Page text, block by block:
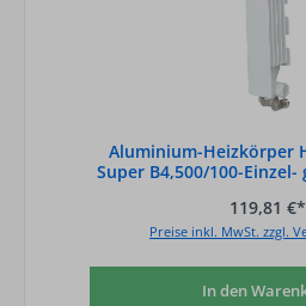
Aluminium-Heizkörper
Super B4,500/100-Einzel-
119,81 €*
Preise inkl. MwSt. zzgl.
In den